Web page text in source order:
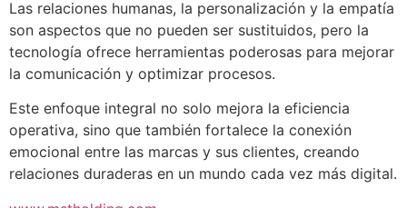
Las relaciones humanas, la personalización y la empatía
son aspectos que no pueden ser sustituidos, pero la
tecnología ofrece herramientas poderosas para mejorar
la comunicación y optimizar procesos.
Este enfoque integral no solo mejora la eficiencia
operativa, sino que también fortalece la conexión
emocional entre las marcas y sus clientes, creando
relaciones duraderas en un mundo cada vez más digital.